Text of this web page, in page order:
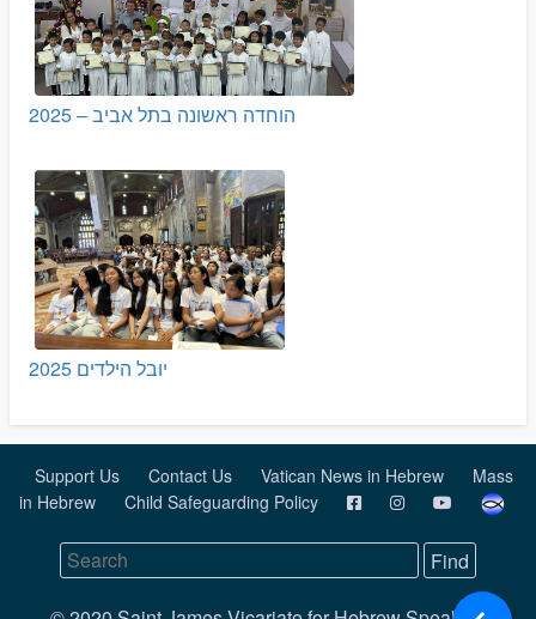
הוחדה ראשונה בתל אביב – 2025
יובל הילדים 2025
Support Us Contact Us Vatican News in Hebrew
Mass
in Hebrew
Child Safeguarding Policy